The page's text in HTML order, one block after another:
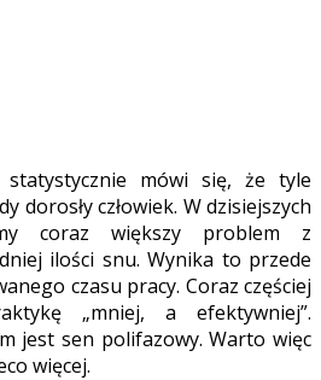
mówi się, że tyle
dorosły człowiek. W dzisiejszych
coraz większy problem z
ilości snu. Wynika to przede
czasu pracy. Coraz częściej
„mniej, a efektywniej”.
jest sen polifazowy. Warto więc
więcej.